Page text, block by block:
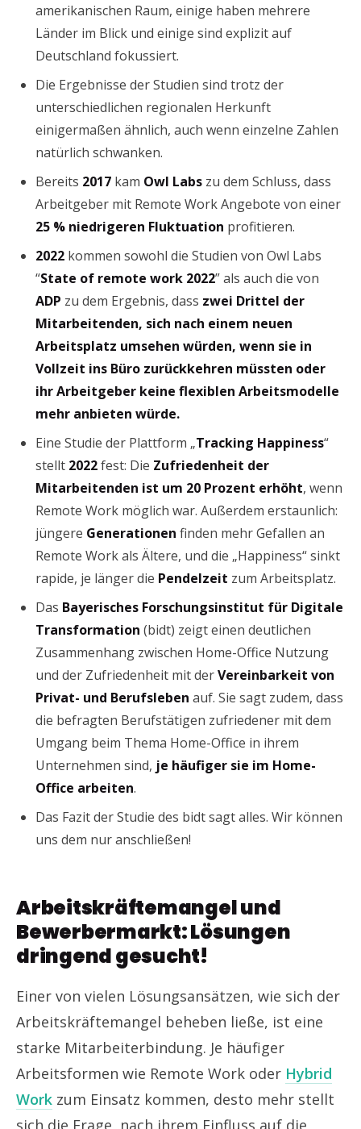
amerikanischen Raum, einige haben mehrere
Länder im Blick und einige sind explizit auf
Deutschland fokussiert.
Die Ergebnisse der Studien sind trotz der
unterschiedlichen regionalen Herkunft
einigermaßen ähnlich, auch wenn einzelne Zahlen
natürlich schwanken.
Bereits 2017 kam Owl Labs zu dem Schluss, dass
Arbeitgeber mit Remote Work Angebote von einer
25 % niedrigeren Fluktuation profitieren.
2022 kommen sowohl die Studien von Owl Labs
“State of remote work 2022” als auch die von
ADP zu dem Ergebnis, dass zwei Drittel der
Mitarbeitenden, sich nach einem neuen
Arbeitsplatz umsehen würden, wenn sie in
Vollzeit ins Büro zurückkehren müssten oder
ihr Arbeitgeber keine flexiblen Arbeitsmodelle
mehr anbieten würde.
Eine Studie der Plattform „Tracking Happiness“
stellt 2022fest: Die Zufriedenheit der
Mitarbeitenden ist um 20 Prozent erhöht, wenn
Remote Work möglich war. Außerdem erstaunlich:
jüngere Generationen finden mehr Gefallen an
Remote Work als Ältere, und die „Happiness“ sinkt
rapide, je länger die Pendelzeit zum Arbeitsplatz.
Das Bayerisches Forschungsinstitut für Digitale
Transformation (bidt) zeigt einen deutlichen
Zusammenhang zwischen Home-Office Nutzung
und der Zufriedenheit mit derVereinbarkeit von
Privat- und Berufsleben auf. Sie sagt zudem, dass
die befragten Berufstätigen zufriedener mit dem
Umgang beim Thema Home-Office in ihrem
Unternehmen sind, je häufiger sie im Home-
Office arbeiten.
Das Fazit der Studie des bidt sagt alles. Wir können
uns dem nur anschließen!
Arbeitskräftemangel und
Bewerbermarkt: Lösungen
dringend gesucht!
Einer von vielen Lösungsansätzen, wie sich der
Arbeitskräftemangel beheben ließe, ist eine
starke Mitarbeiterbindung. Je häufiger
Arbeitsformen wie Remote Work oder Hybrid
Work zum Einsatz kommen, desto mehr stellt
sich die Frage, nach ihrem Einfluss auf die